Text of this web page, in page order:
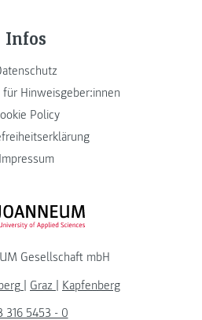
Infos
Hinweisgeber:innen
Policy
Impressum
FH JOANNEUM Logo
Gesellschaft mbH
| Graz | Kapfenberg
316 5453 - 0